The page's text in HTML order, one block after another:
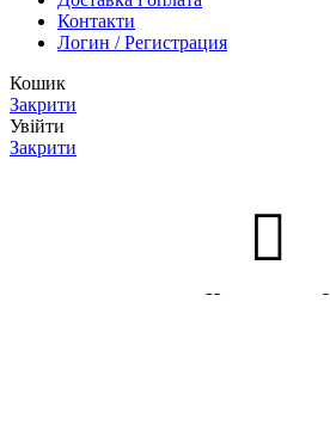
Контакти
Логин / Регистрация
Кошик
Закрити
Увійти
Закрити
Нет аккаунта?